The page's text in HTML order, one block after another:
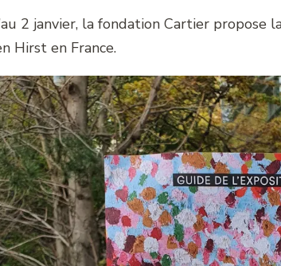
2 janvier, la fondation Cartier
Hirst en France.